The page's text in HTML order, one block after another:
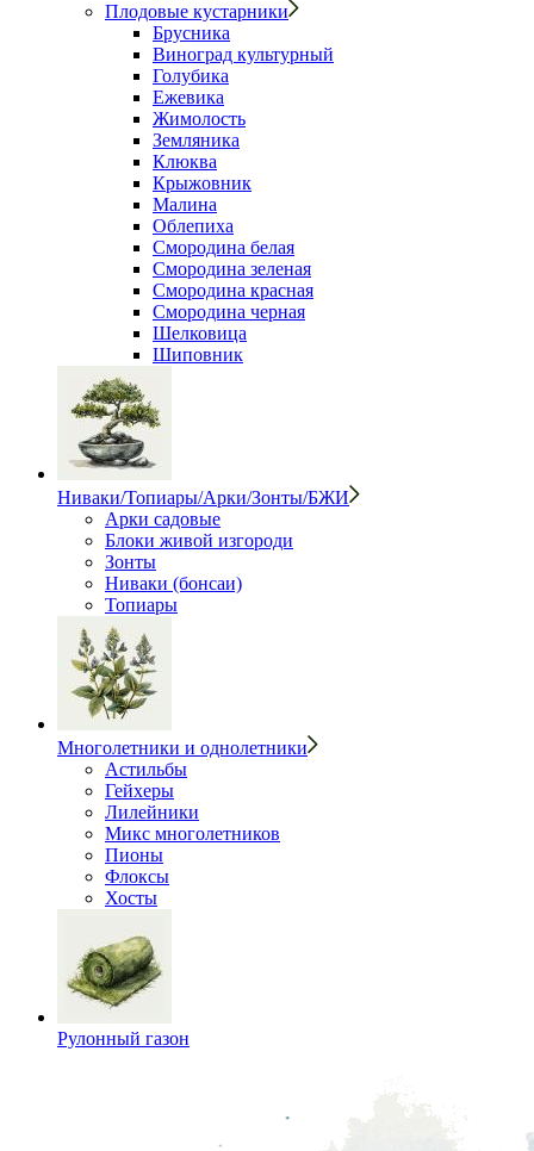
Плодовые кустарники
Брусника
Виноград культурный
Голубика
Ежевика
Жимолость
Земляника
Клюква
Крыжовник
Малина
Облепиха
Смородина белая
Смородина зеленая
Смородина красная
Смородина черная
Шелковица
Шиповник
Ниваки/Топиары/Арки/Зонты/БЖИ
Арки садовые
Блоки живой изгороди
Зонты
Ниваки (бонсаи)
Топиары
Многолетники и однолетники
Астильбы
Гейхеры
Лилейники
Микс многолетников
Пионы
Флоксы
Хосты
Рулонный газон